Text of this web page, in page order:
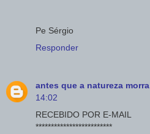
Pe Sérgio
Responder
antes que a natureza morra
14:02
RECEBIDO POR E-MAIL
*************************